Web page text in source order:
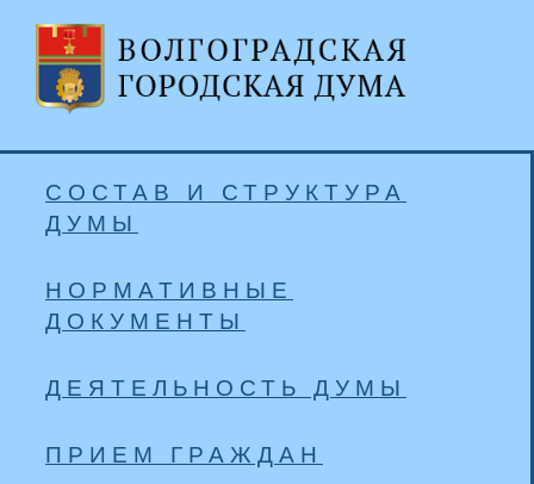
СОСТАВ И СТРУКТУРА
ДУМЫ
НОРМАТИВНЫЕ
ДОКУМЕНТЫ
ДЕЯТЕЛЬНОСТЬ ДУМЫ
ПРИЕМ ГРАЖДАН